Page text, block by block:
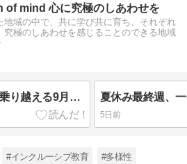
of mind 心に究極のしあわせを
地域の中で、共に学び共に育ち、それぞれ
究極のしあわせを感じることのできる地域
2学期が怖い——親子で乗り越える9月の壁 夏休み最終週、
5日前
#インクルーシブ教育 #多様性